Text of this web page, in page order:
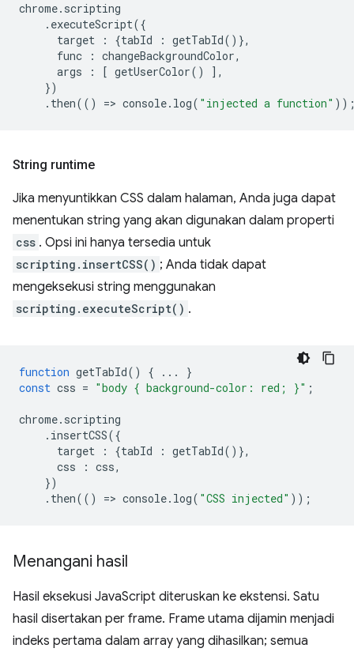
chrome. scripting
. executeScript({
target
: {tabId : getTabId()},
func
: changeBackgroundColor,
args
: [ getUserColor()
],
})
. then(() => console. log( "injected a function"
String runtime
Jika menyuntikkan CSS dalam halaman, Anda juga dapat
menentukan string yang akan digunakan dalam properti
css . Opsi ini hanya tersedia untuk
scripting.insertCSS() ; Anda tidak dapat
mengeksekusi string menggunakan
scripting.executeScript() .
function getTabId() { ...
}
const css = "body { background-color: red; }" ;
chrome. scripting
. insertCSS({
target
: {tabId : getTabId()},
css
: css,
})
. then(() => console. log( "CSS injected" ));
Menangani hasil
Hasil eksekusi JavaScript diteruskan ke ekstensi. Satu
hasil disertakan per frame. Frame utama dijamin menjadi
indeks pertama dalam array yang dihasilkan; semua